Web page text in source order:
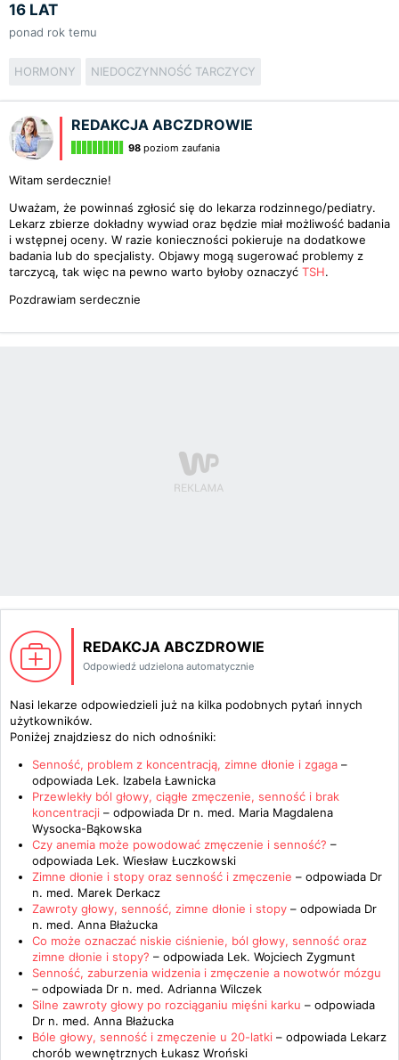
16 LAT
ponad rok temu
HORMONY NIEDOCZYNNOŚĆ TARCZYCY
REDAKCJA ABCZDROWIE
98 poziom zaufania
Witam serdecznie!
Uważam, że powinnaś zgłosić się do lekarza rodzinnego/pediatry.
Lekarz zbierze dokładny wywiad oraz będzie miał możliwość badania
i wstępnej oceny. W razie konieczności pokieruje na dodatkowe
badania lub do specjalisty. Objawy mogą sugerować problemy z
tarczycą, tak więc na pewno warto byłoby oznaczyć TSH.
Pozdrawiam serdecznie
REDAKCJA ABCZDROWIE
Odpowiedź udzielona automatycznie
Nasi lekarze odpowiedzieli już na kilka podobnych pytań innych
użytkowników.
Poniżej znajdziesz do nich odnośniki:
Senność, problem z koncentracją, zimne dłonie i zgaga –
odpowiada Lek. Izabela Ławnicka
Przewlekły ból głowy, ciągłe zmęczenie, senność i brak
koncentracji – odpowiada Dr n. med. Maria Magdalena
Wysocka-Bąkowska
Czy anemia może powodować zmęczenie i senność? –
odpowiada Lek. Wiesław Łuczkowski
Zimne dłonie i stopy oraz senność i zmęczenie – odpowiada Dr
n. med. Marek Derkacz
Zawroty głowy, senność, zimne dłonie i stopy – odpowiada Dr
n. med. Anna Błażucka
Co może oznaczać niskie ciśnienie, ból głowy, senność oraz
zimne dłonie i stopy? – odpowiada Lek. Wojciech Zygmunt
Senność, zaburzenia widzenia i zmęczenie a nowotwór mózgu
– odpowiada Dr n. med. Adrianna Wilczek
Silne zawroty głowy po rozciąganiu mięśni karku – odpowiada
Dr n. med. Anna Błażucka
Bóle głowy, senność i zmęczenie u 20-latki – odpowiada Lekarz
chorób wewnętrznych Łukasz Wroński